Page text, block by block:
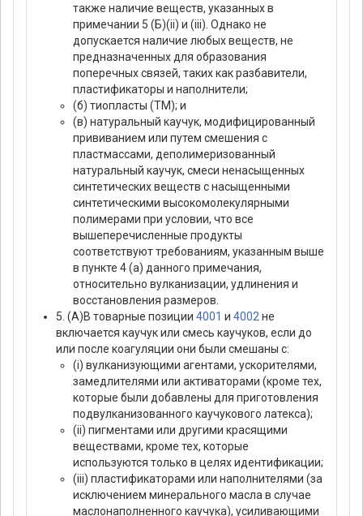
также наличие веществ, указанных в
примечании 5 (Б)(ii) и (iii). Однако не
допускается наличие любых веществ, не
предназначенных для образования
поперечных связей, таких как разбавители,
пластификаторы и наполнители;
(б) тиопласты (ТМ); и
(в) натуральный каучук, модифицированный
прививанием или путем смешения с
пластмассами, деполимеризованный
натуральный каучук, смеси ненасыщенных
синтетических веществ с насыщенными
синтетическими высокомолекулярными
полимерами при условии, что все
вышеперечисленные продукты
соответствуют требованиям, указанным выше
в пункте 4 (а) данного примечания,
относительно вулканизации, удлинения и
восстановления размеров.
5. (А)В товарные позиции 4001 и 4002 не
включается каучук или смесь каучуков, если до
или после коагуляции они были смешаны с:
(i) вулканизующими агентами, ускорителями,
замедлителями или активаторами (кроме тех,
которые были добавлены для приготовления
подвулканизованного каучукового латекса);
(ii) пигментами или другими красящими
веществами, кроме тех, которые
используются только в целях идентификации;
(iii) пластификаторами или наполнителями (за
исключением минерального масла в случае
маслонаполненного каучука), усиливающими